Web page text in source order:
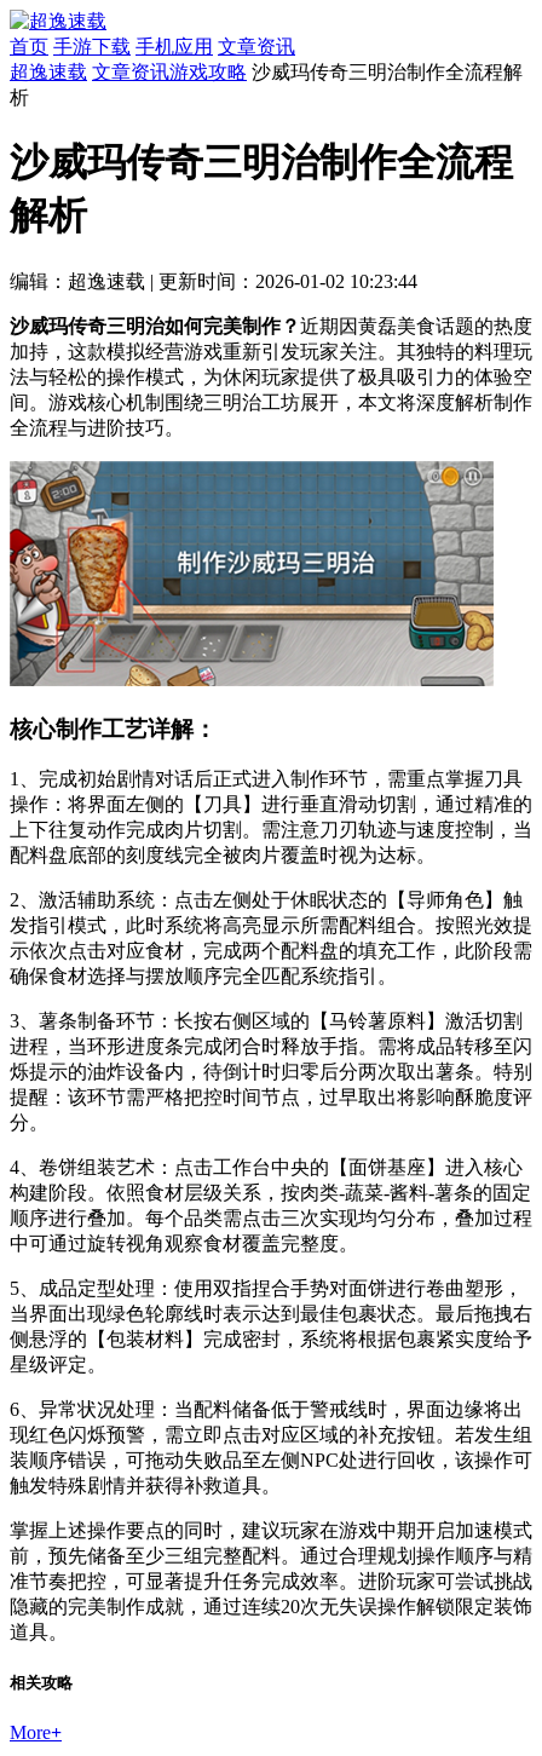
首页 手游下载 手机应用 文章资讯
超逸速载 文章资讯游戏攻略 沙威玛传奇三明治制作全流程解
析
沙威玛传奇三明治制作全流程
解析
编辑：超逸速载 | 更新时间：2026-01-02 10:23:44
沙威玛传奇三明治如何完美制作？近期因黄磊美食话题的热度
加持，这款模拟经营游戏重新引发玩家关注。其独特的料理玩
法与轻松的操作模式，为休闲玩家提供了极具吸引力的体验空
间。游戏核心机制围绕三明治工坊展开，本文将深度解析制作
全流程与进阶技巧。
核心制作工艺详解：
1、完成初始剧情对话后正式进入制作环节，需重点掌握刀具
操作：将界面左侧的【刀具】进行垂直滑动切割，通过精准的
上下往复动作完成肉片切割。需注意刀刃轨迹与速度控制，当
配料盘底部的刻度线完全被肉片覆盖时视为达标。
2、激活辅助系统：点击左侧处于休眠状态的【导师角色】触
发指引模式，此时系统将高亮显示所需配料组合。按照光效提
示依次点击对应食材，完成两个配料盘的填充工作，此阶段需
确保食材选择与摆放顺序完全匹配系统指引。
3、薯条制备环节：长按右侧区域的【马铃薯原料】激活切割
进程，当环形进度条完成闭合时释放手指。需将成品转移至闪
烁提示的油炸设备内，待倒计时归零后分两次取出薯条。特别
提醒：该环节需严格把控时间节点，过早取出将影响酥脆度评
分。
4、卷饼组装艺术：点击工作台中央的【面饼基座】进入核心
构建阶段。依照食材层级关系，按肉类-蔬菜-酱料-薯条的固定
顺序进行叠加。每个品类需点击三次实现均匀分布，叠加过程
中可通过旋转视角观察食材覆盖完整度。
5、成品定型处理：使用双指捏合手势对面饼进行卷曲塑形，
当界面出现绿色轮廓线时表示达到最佳包裹状态。最后拖拽右
侧悬浮的【包装材料】完成密封，系统将根据包裹紧实度给予
星级评定。
6、异常状况处理：当配料储备低于警戒线时，界面边缘将出
现红色闪烁预警，需立即点击对应区域的补充按钮。若发生组
装顺序错误，可拖动失败品至左侧NPC处进行回收，该操作可
触发特殊剧情并获得补救道具。
掌握上述操作要点的同时，建议玩家在游戏中期开启加速模式
前，预先储备至少三组完整配料。通过合理规划操作顺序与精
准节奏把控，可显著提升任务完成效率。进阶玩家可尝试挑战
隐藏的完美制作成就，通过连续20次无失误操作解锁限定装饰
道具。
相关攻略
More+